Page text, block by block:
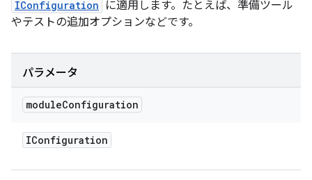
IConfiguration
に適用します。たとえば、準備ツール
やテストの追加オプションなどです。
パラメータ
moduleConfiguration
IConfiguration